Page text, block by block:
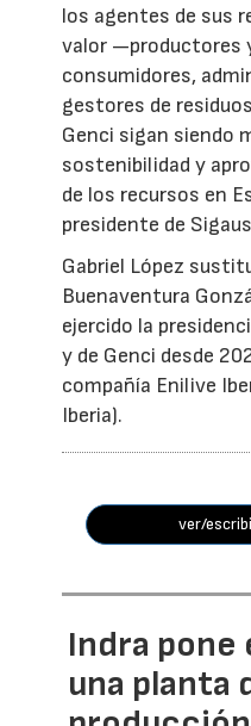
los agentes de sus
valor —productores
consumidores,
gestores de
Genci sigan siendo
sostenibilidad y
de los recursos en
presidente de
Gabriel López
Buenaventura
ejercido la
y de Genci desde
compañía Enilive
Iberia).
ver/
Indra pone
una planta